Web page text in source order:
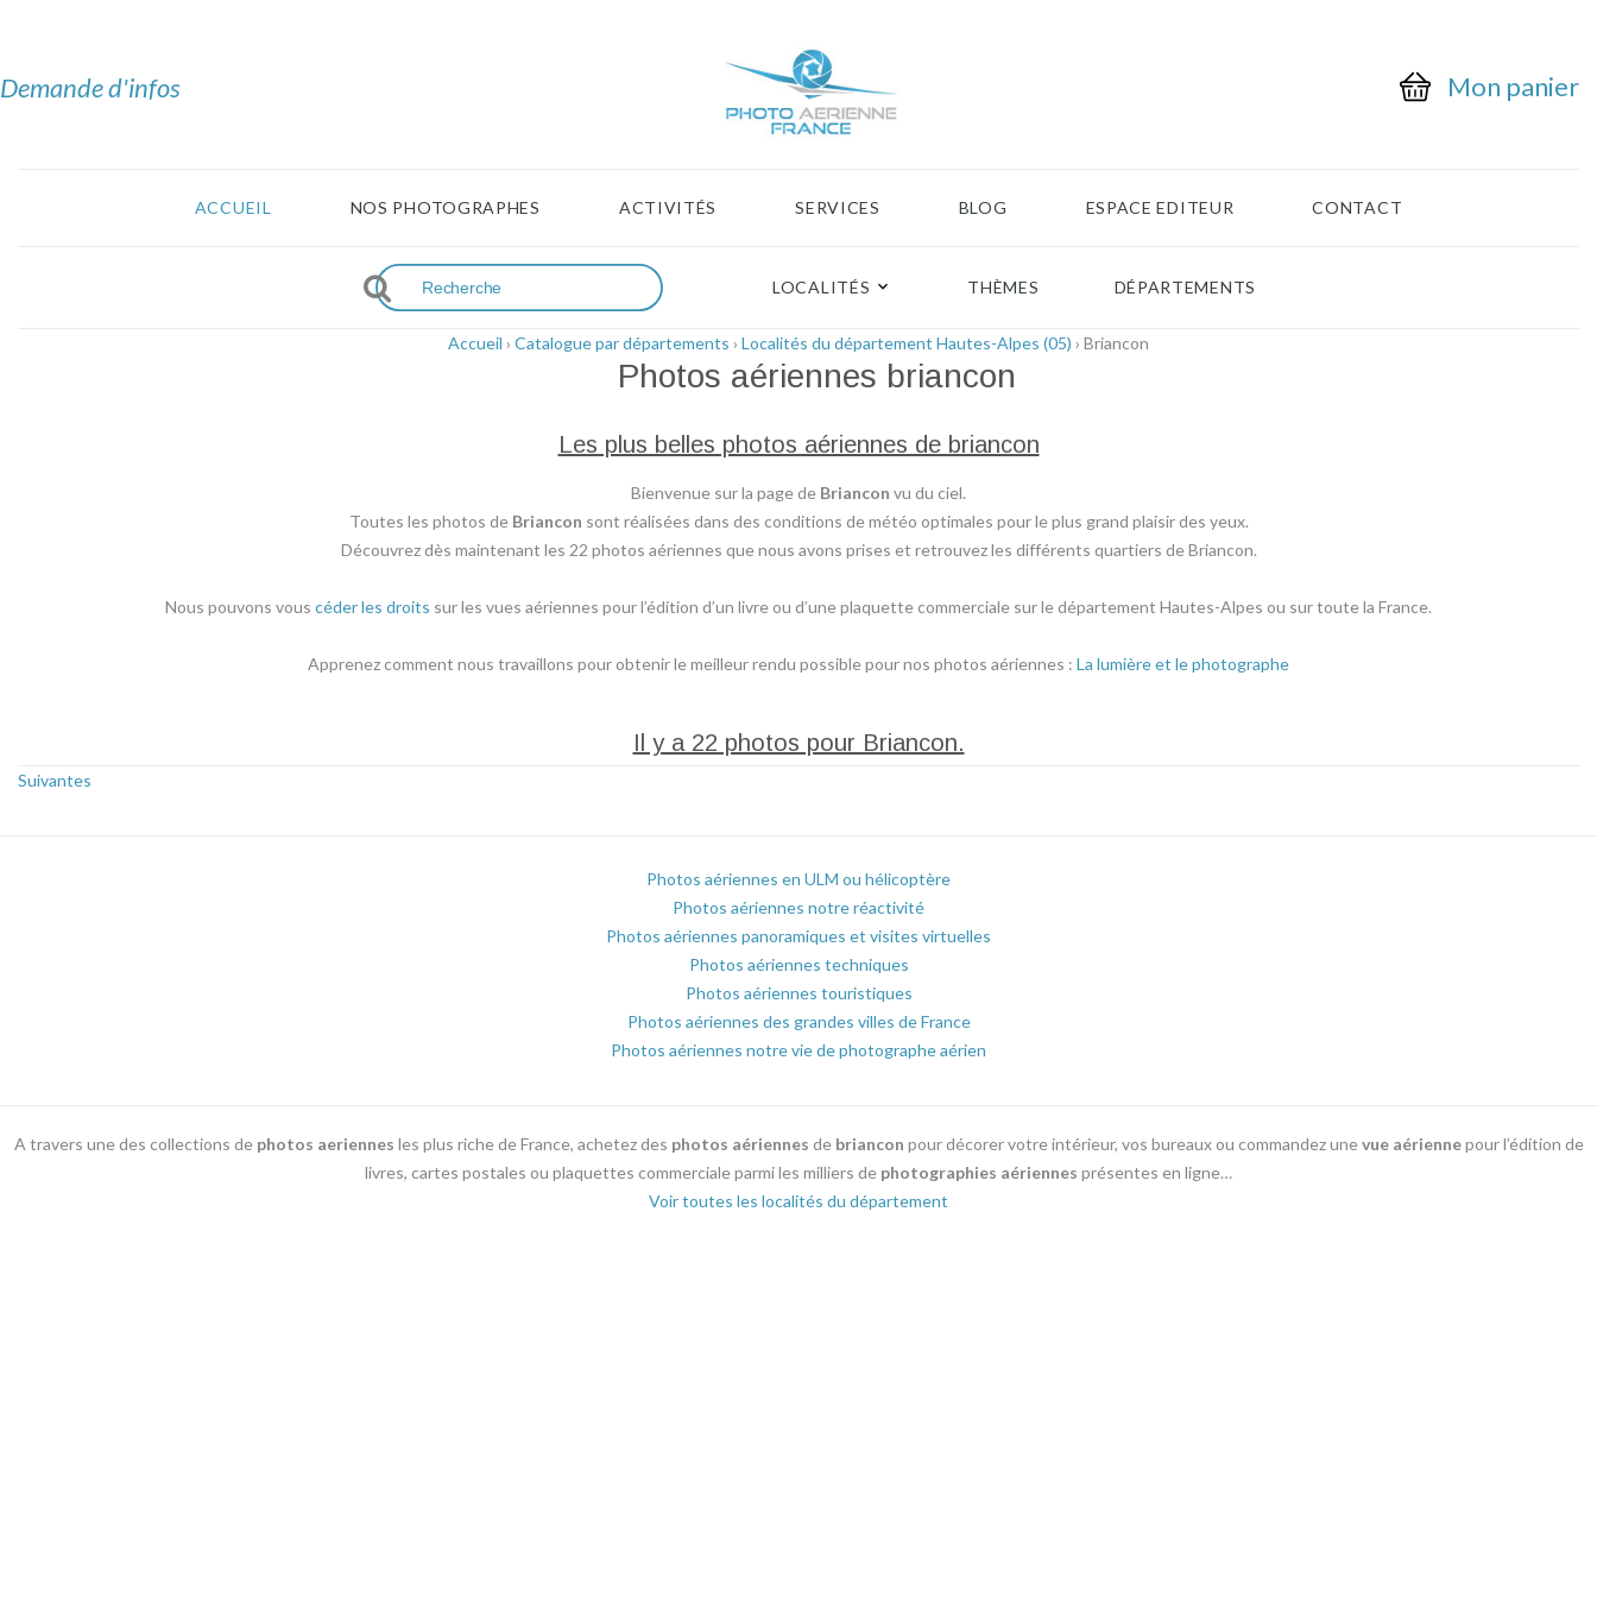
Demande d'infos Mon panier
ACCUEIL NOS PHOTOGRAPHES ACTIVITÉS SERVICES BLOG ESPACE EDITEUR CONTACT
LOCALITÉS THÈMES DÉPARTEMENTS
Accueil › Catalogue par départements › Localités du département Hautes-Alpes (05) › Briancon
Photos aériennes briancon
Les plus belles photos aériennes de briancon
Bienvenue sur la page de Briancon vu du ciel.
Toutes les photos de Briancon sont réalisées dans des conditions de météo optimales pour le plus grand plaisir des yeux.
Découvrez dès maintenant les 22 photos aériennes que nous avons prises et retrouvez les différents quartiers de Briancon.
Nous pouvons vous céder les droits sur les vues aériennes pour l’édition d’un livre ou d’une plaquette commerciale sur le département Hautes-Alpes ou sur toute la France.
Apprenez comment nous travaillons pour obtenir le meilleur rendu possible pour nos photos aériennes : La lumière et le photographe
Il y a 22 photos pour Briancon.
Suivantes
Photos aériennes en ULM ou hélicoptère
Photos aériennes notre réactivité
Photos aériennes panoramiques et visites virtuelles
Photos aériennes techniques
Photos aériennes touristiques
Photos aériennes des grandes villes de France
Photos aériennes notre vie de photographe aérien
A travers une des collections de photos aeriennes les plus riche de France, achetez des photos aériennes de briancon pour décorer votre intérieur, vos bureaux ou commandez unevue aériennepour l’édition de
livres, cartes postales ou plaquettes commerciale parmi les milliers de photographies aériennes présentes en ligne…
Voir toutes les localités du département